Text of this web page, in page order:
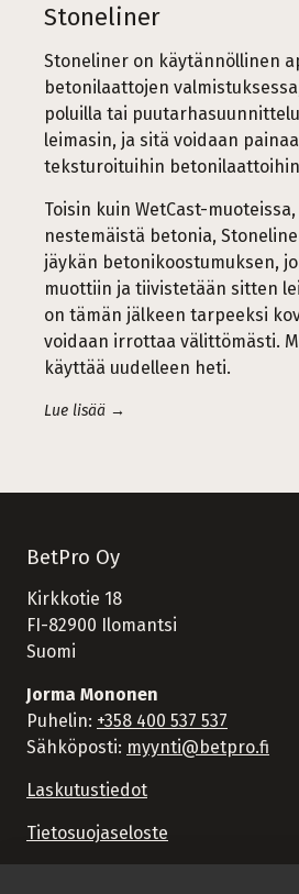
Stoneliner
Stoneliner on käytännöllinen
betonilaattojen
poluilla tai
leimasin, ja sitä voidaan
teksturoituihin
Toisin kuin WetCast-
nestemäistä betonia,
jäykän betonikoostumuksen,
muottiin ja tiivistetään sitten
on tämän jälkeen tarpeeksi
voidaan irrottaa välittömästi.
käyttää uudelleen heti.
Lue lisää →
BetPro Oy
Kirkkotie 18
FI-82900 Ilomantsi
Suomi
Jorma Mononen
Puhelin: +358 400 537 537
Sähköposti: myynti@betpro.fi
Laskutustiedot
Tietosuojaseloste